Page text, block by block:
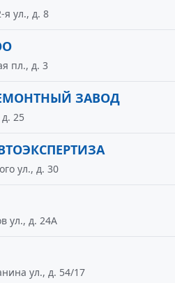
я ул., д. 8
пл., д. 3
ЗАВОД
25
ул., д. 30
ул., д. 24А
ул., д. 54/17